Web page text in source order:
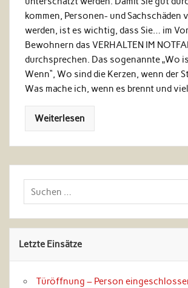
kommen, Personen- und Sachschäden
werden, ist es wichtig, dass Sie… im
Bewohnern das VERHALTEN IM
durchsprechen. Das sogenannte „Wo
Wenn“, Wo sind die Kerzen, wenn der
Was mache ich, wenn es brennt und
Weiterlesen
Letzte Einsätze
Türöffnung – Person